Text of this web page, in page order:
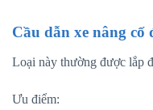
Cầu dẫn xe nâng cố
Loại này thường được lắp
Ưu điểm: